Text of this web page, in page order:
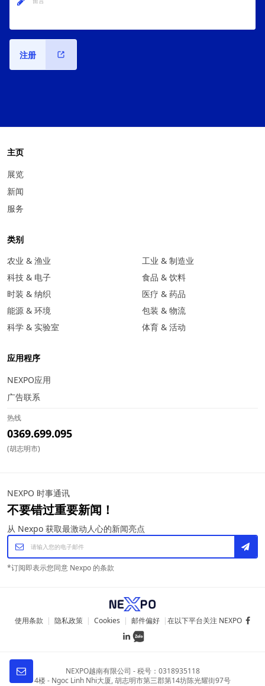
注册
主页
展览
新闻
服务
类别
农业 & 渔业
工业 & 制造业
科技 & 电子
食品 & 饮料
时装 & 纳织
医疗 & 药品
能源 & 环境
包装 & 物流
科学 & 实验室
体育 & 活动
应用程序
NEXPO应用
广告联系
热线
0369.699.095
(胡志明市)
NEXPO 时事通讯
不要错过重要新闻！
从 Nexpo 获取最激动人心的新闻亮点
*订阅即表示您同意 Nexpo 的条款
使用条款 | 隐私政策 | Cookies | 邮件偏好 |在以下平台关注 NEXPO
NEXPO越南有限公司 -税号：0318935118
4楼 - Ngoc Linh Nhi大厦,胡志明市第三郡第14坊陈光耀街97号